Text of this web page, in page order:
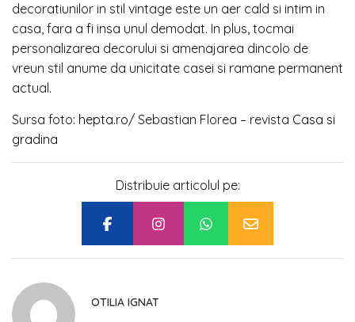
decoratiunilor in stil vintage este un aer cald si intim in
casa, fara a fi insa unul demodat. In plus, tocmai
personalizarea decorului si amenajarea dincolo de
vreun stil anume da unicitate casei si ramane permanent
actual.
Sursa foto: hepta.ro/ Sebastian Florea – revista Casa si
gradina
Distribuie articolul pe:
OTILIA IGNAT